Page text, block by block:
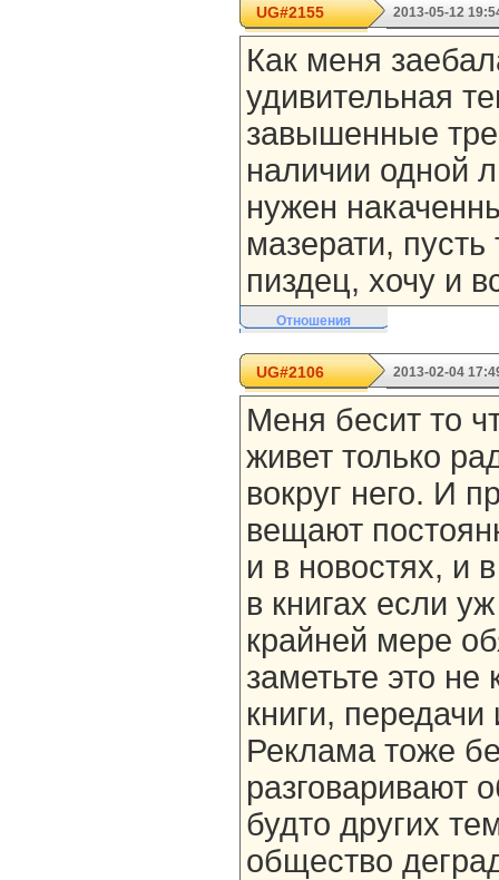
UG#2155 2013-05-12
Как меня
удивительная
завышенные
наличии одной
нужен
мазерати,
пиздец, хочу и
Отношения
UG#2106 2013-02-04
Меня бесит то
живет только
вокруг него. И
вещают
и в новостях, и
в книгах если
крайней мере
заметьте это не
книги,
Реклама тоже
разговаривают
будто других
общество